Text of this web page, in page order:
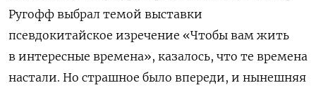
Ругофф выбрал темой выставки
псевдокитайское изречение «Чтобы вам жить
в интересные времена», казалось, что те времена
настали. Но страшное было впереди, и нынешняя